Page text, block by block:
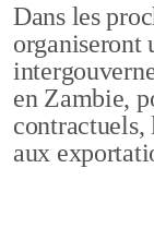
Dans les
organiseront
en Zambie,
aux